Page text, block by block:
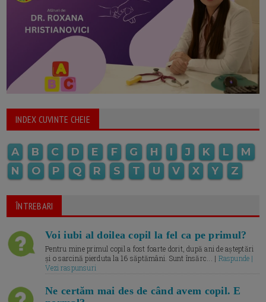
INDEX CUVINTE CHEIE
A B C D E F G H I J K L
M
N
O P Q R S T U V X Y Z
ÎNTREBARI
Voi iubi al doilea copil la fel ca pe primul?
Pentru mine primul copil a fost foarte dorit, după ani de așteptări
și o sarcină pierduta la 16 săptămâni. Sunt însărc... | Raspunde |
Vezi raspunsuri
Ne certăm mai des de când avem copil. E